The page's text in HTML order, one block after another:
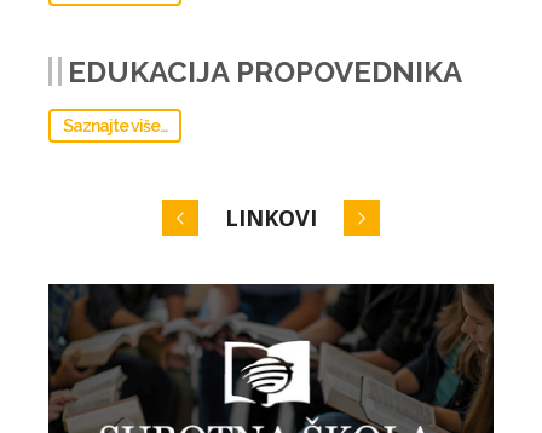
EDUKACIJA PROPOVEDNIKA
Saznajte više...
LINKOVI